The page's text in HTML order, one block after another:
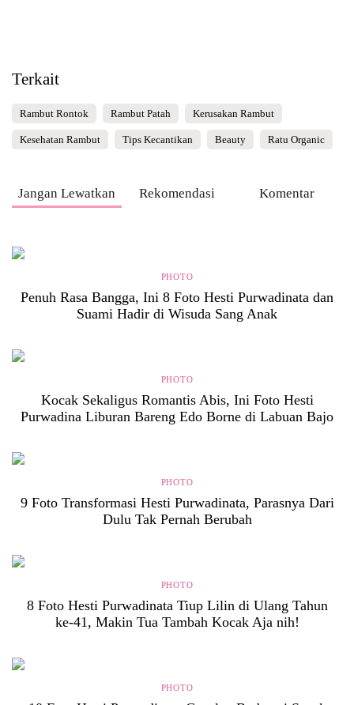
Terkait
Rambut Rontok Rambut Patah Kerusakan Rambut
Kesehatan Rambut Tips Kecantikan Beauty Ratu Organic
Jangan Lewatkan Rekomendasi Komentar
PHOTO
Penuh Rasa Bangga, Ini 8 Foto Hesti Purwadinata dan
Suami Hadir di Wisuda Sang Anak
PHOTO
Kocak Sekaligus Romantis Abis, Ini Foto Hesti
Purwadina Liburan Bareng Edo Borne di Labuan Bajo
PHOTO
9 Foto Transformasi Hesti Purwadinata, Parasnya Dari
Dulu Tak Pernah Berubah
PHOTO
8 Foto Hesti Purwadinata Tiup Lilin di Ulang Tahun
ke-41, Makin Tua Tambah Kocak Aja nih!
PHOTO